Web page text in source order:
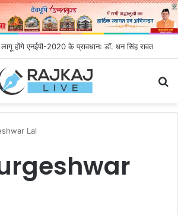
होंगे एनईपी-2020 के प्रावधानः डाॅ. धन सिंह रावत
Lal